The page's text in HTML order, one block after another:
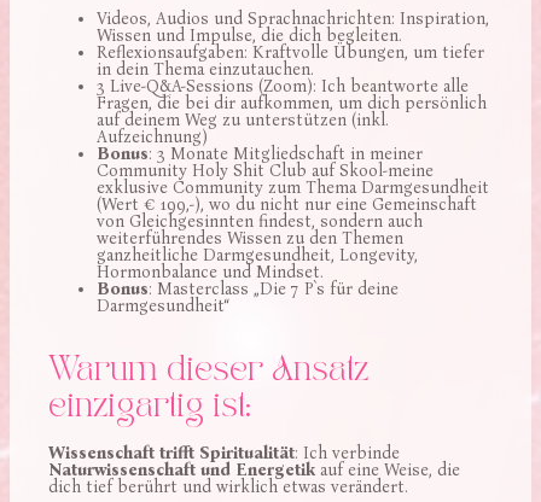
Videos, Audios und Sprachnachrichten: Inspiration,
Wissen und Impulse, die dich begleiten.
Reflexionsaufgaben: Kraftvolle Übungen, um tiefer
in dein Thema einzutauchen.
3 Live-Q&A-Sessions (Zoom): Ich beantworte alle
Fragen, die bei dir aufkommen, um dich persönlich
auf deinem Weg zu unterstützen (inkl.
Aufzeichnung)
Bonus: 3 Monate Mitgliedschaft in meiner
Community Holy Shit Club auf Skool-meine
exklusive Community zum Thema Darmgesundheit
(Wert € 199,-), wo du nicht nur eine Gemeinschaft
von Gleichgesinnten findest, sondern auch
weiterführendes Wissen zu den Themen
ganzheitliche Darmgesundheit, Longevity,
Hormonbalance und Mindset.
Bonus: Masterclass „Die 7 P`s für deine
Darmgesundheit“
Warum dieser Ansatz
einzigartig ist:
Wissenschaft trifft Spiritualität: Ich verbinde
Naturwissenschaft und Energetik auf eine Weise, die
dich tief berührt und wirklich etwas verändert.